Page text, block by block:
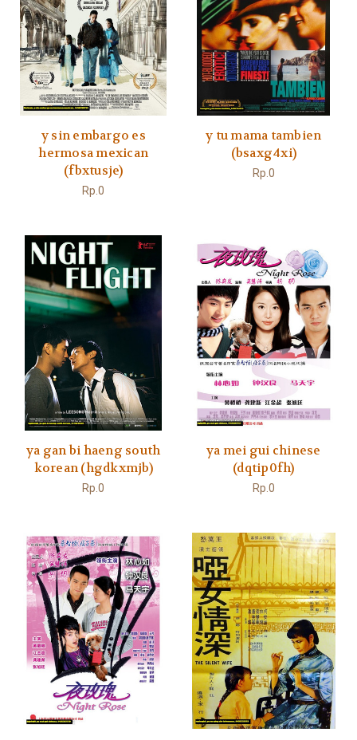
y sin embargo es
hermosa mexican
(fbxtusje)
Rp.0
y tu mama tambien
(bsaxg4xi)
Rp.0
ya gan bi haeng south
korean (hgdkxmjb)
Rp.0
ya mei gui chinese
(dqtip0fh)
Rp.0